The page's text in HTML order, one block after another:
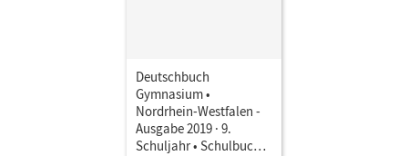
Deutschbuch
Gymnasium •
Nordrhein-Westfalen -
Ausgabe 2019 · 9.
Schuljahr • Schulbuch